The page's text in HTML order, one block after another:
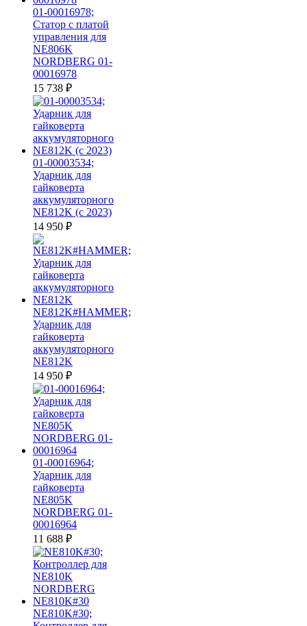
01-00016978;
Статор с платой
управления для
NE806K
NORDBERG 01-
00016978
15 738 ₽
01-00003534;
Ударник для
гайковерта
аккумуляторного
NE812K (с 2023)
14 950 ₽
NE812K#HAMMER;
Ударник для
гайковерта
аккумуляторного
NE812K
14 950 ₽
01-00016964;
Ударник для
гайковерта
NE805K
NORDBERG 01-
00016964
11 688 ₽
NE810K#30;